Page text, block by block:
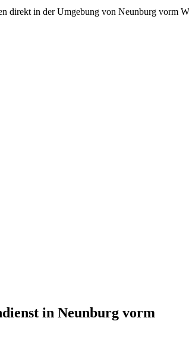
direkt in der Umgebung von Neunburg vorm
in Neunburg vorm